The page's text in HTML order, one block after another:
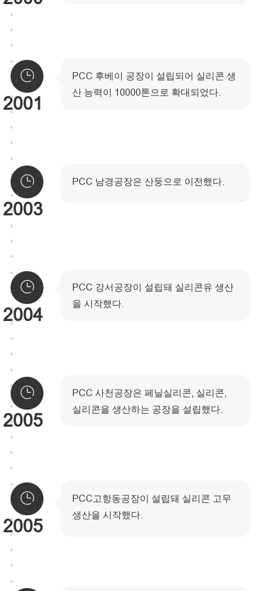
2001
PCC 후베이 공장이 설립되어 실리콘 생
산 능력이 10000톤으로 확대되었다.
2003
PCC 남경공장은 산둥으로 이전했다.
2004
PCC 강서공장이 설립돼 실리콘유 생산
을 시작했다.
2005
PCC 사천공장은 페닐실리콘, 실리콘,
실리콘을 생산하는 공장을 설립했다.
2005
PCC고항동공장이 설립돼 실리콘 고무
생산을 시작했다.